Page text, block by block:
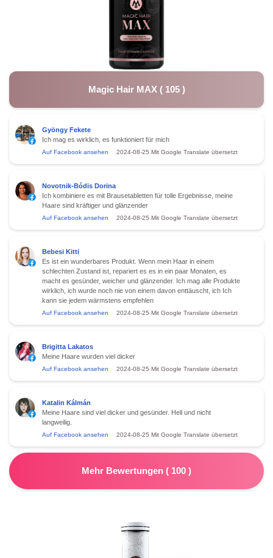
Magic Hair MAX( 105)
Gyöngy Fekete
Ich mag es wirklich, es funktioniert für mich
Auf Facebook ansehen 2024-08-25 Mit Google Translate übersetzt
Novotnik-Bódis Dorina
Ich kombiniere es mit Brausetabletten für tolle Ergebnisse, meine
Haare sind kräftiger und glänzender
Auf Facebook ansehen 2024-08-25 Mit Google Translate übersetzt
Bebesi Kitti
Es ist ein wunderbares Produkt. Wenn mein Haar in einem
schlechten Zustand ist, repariert es es in ein paar Monaten, es
macht es gesünder, weicher und glänzender. Ich mag alle Produkte
wirklich, ich wurde noch nie von einem davon enttäuscht, ich Ich
kann sie jedem wärmstens empfehlen
Auf Facebook ansehen 2024-08-25 Mit Google Translate übersetzt
Brigitta Lakatos
Meine Haare wurden viel dicker
Auf Facebook ansehen 2024-08-25 Mit Google Translate übersetzt
Katalin Kálmán
Meine Haare sind viel dicker und gesünder. Hell und nicht
langweilig.
Auf Facebook ansehen 2024-08-25 Mit Google Translate übersetzt
Mehr Bewertungen ( 100 )